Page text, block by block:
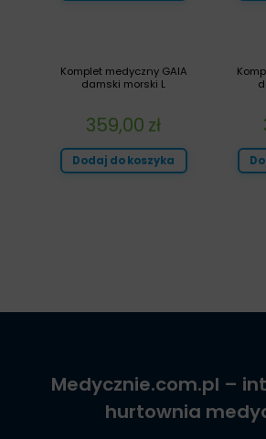
Komplet medyczny GAIA
damski morski L
359,00 zł
Dodaj do koszyka
Medycznie.com.pl –
hurtownia